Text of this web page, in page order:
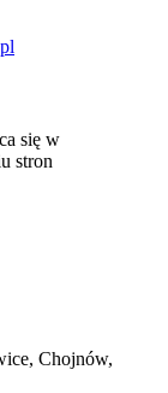
się w
stron
Chojnów,